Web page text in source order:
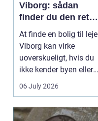
Viborg: sådan
finder du den rette
lejlighed
At finde en bolig til leje
Viborg kan virke
uoverskueligt, hvis du
ikke kender byen eller
det lokale...
06 July 2026